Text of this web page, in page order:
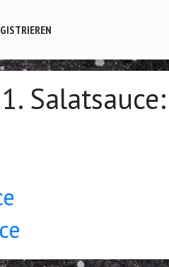
Salatsauce: